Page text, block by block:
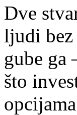
Dve
ljudi bez
gube ga
što